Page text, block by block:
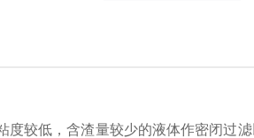
度较低，含渣量较少的液体作密闭过